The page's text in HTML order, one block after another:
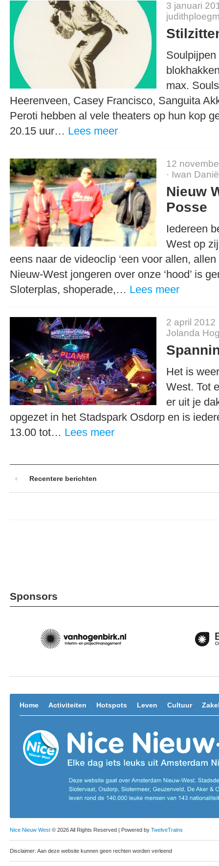
3 januari
max.
Heerenveen, Casey Francisco, Sanguita
Peroti hebben al vele theaters op hun kop
20.15 uur… Lees meer
12
· Iwan
Nieuw
Posse
Iedereen
West op
eens naar de videoclip ‘een voor allen, allen
Nieuw-West jongeren over onze ‘hood’ is
Sloterplas, shoperade,… Lees meer
2 april 2012
Jolanda
Het is
West. Tot
er uit je
opgezet in het Stadspark Osdorp en is
13.00 tot… Lees meer
Recentere berichten
Sponsors
Home Activiteiten Hotspots Leven Cultuur
Nice Nieuw West © 2026 All Rights Reserved | Powered by TwelveTrains
Disclaimer: Aan deze website kunnen geen rechten worden verleend